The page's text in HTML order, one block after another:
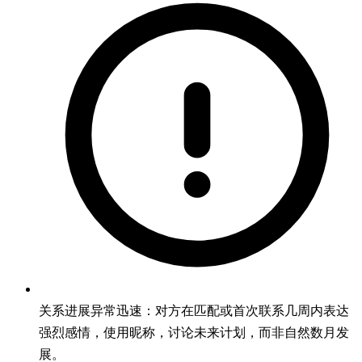
关系进展异常迅速：对方在匹配或首次联系几周内表达
强烈感情，使用昵称，讨论未来计划，而非自然数月发
展。